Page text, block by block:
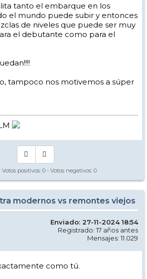
tanto el embarque en los
el mundo puede subir y entonces
de niveles que puede ser muy
el debutante como para el
tampoco nos motivemos a súper
Votos positivos: 0 - Votos negativos: 0
modernos vs remontes viejos
Enviado: 27-11-2024 18:54
Registrado: 17 años antes
Mensajes: 11.029
como tú.